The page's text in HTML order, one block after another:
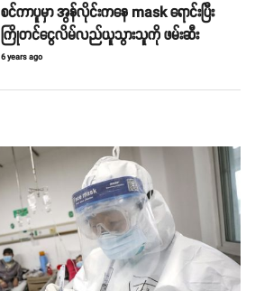
စင်ကာပူမှာ အွန်လိုင်းကနေ mask ရောင်းပြီး
ကြိုတင်ငွေလိမ်လည်ယူသွားသူကို ဖမ်းဆီး
6 years ago